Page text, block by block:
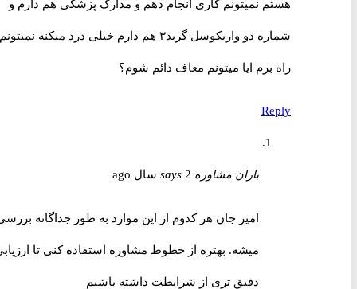
هستم نمیتونم کاری انجام دهم و مدارک پزشکی هم دارم و
شماره دو واریکوسل گرید۳ هم دارم خیلی درد میکنه نمیتونم
راه برم ایا میتونم معاف دائم شوم؟
Reply
باران مشاوره says 2 سال ago
امیر جان هر کدوم از این موارد به طور جداگانه بررسی
میشه. بهتره از خطوط مشاوره استفاده کنی تا ارزیابی
دقیق تری از شرایطت داشته باشیم